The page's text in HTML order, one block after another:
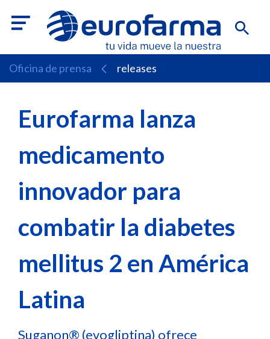
Oficina de prensa releases
Eurofarma lanza
medicamento
innovador para
combatir la diabetes
mellitus 2 en América
Latina
Suganon® (evogliptina) ofrece